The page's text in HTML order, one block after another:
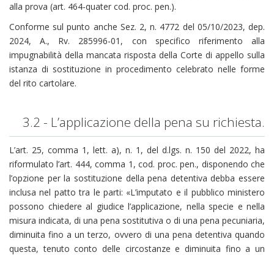
alla prova (art. 464-quater cod. proc. pen.).
Conforme sul punto anche Sez. 2, n. 4772 del 05/10/2023, dep.
2024, A., Rv. 285996-01, con specifico riferimento alla
impugnabilità della mancata risposta della Corte di appello sulla
istanza di sostituzione in procedimento celebrato nelle forme
del rito cartolare.
3.2 - L’applicazione della pena su richiesta.
L’art. 25, comma 1, lett. a), n. 1, del d.lgs. n. 150 del 2022, ha
riformulato l’art. 444, comma 1, cod. proc. pen., disponendo che
l’opzione per la sostituzione della pena detentiva debba essere
inclusa nel patto tra le parti: «L’imputato e il pubblico ministero
possono chiedere al giudice l’applicazione, nella specie e nella
misura indicata, di una pena sostitutiva o di una pena pecuniaria,
diminuita fino a un terzo, ovvero di una pena detentiva quando
questa, tenuto conto delle circostanze e diminuita fino a un